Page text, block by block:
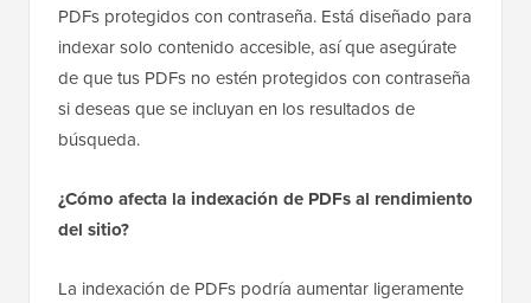
PDFs protegidos con contraseña. Está diseñado para
indexar solo contenido accesible, así que asegúrate
de que tus PDFs no estén protegidos con contraseña
si deseas que se incluyan en los resultados de
búsqueda.
¿Cómo afecta la indexación de PDFs al rendimiento
del sitio?
La indexación de PDFs podría aumentar ligeramente